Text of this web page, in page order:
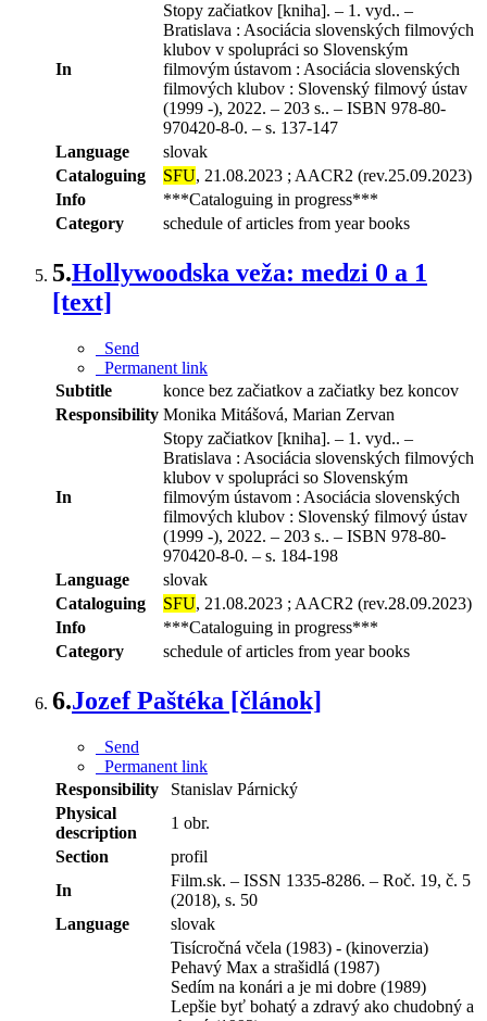
In
Stopy začiatkov [kniha]. – 1. vyd.. –
Bratislava : Asociácia slovenských filmových
klubov v spolupráci so Slovenským
filmovým ústavom : Asociácia slovenských
filmových klubov : Slovenský filmový ústav
(1999 -), 2022. – 203 s.. – ISBN 978-80-
970420-8-0. – s. 137-147
Language
slovak
Cataloguing
SFU, 21.08.2023 ; AACR2 (rev.25.09.2023)
Info
***Cataloguing in progress***
Category
schedule of articles from year books
5.Hollywoodska veža: medzi 0 a 1
[text]
Send
Permanent link
Subtitle
konce bez začiatkov a začiatky bez koncov
Responsibility Monika Mitášová, Marian Zervan
In
Stopy začiatkov [kniha]. – 1. vyd.. –
Bratislava : Asociácia slovenských filmových
klubov v spolupráci so Slovenským
filmovým ústavom : Asociácia slovenských
filmových klubov : Slovenský filmový ústav
(1999 -), 2022. – 203 s.. – ISBN 978-80-
970420-8-0. – s. 184-198
Language
slovak
Cataloguing
SFU, 21.08.2023 ; AACR2 (rev.28.09.2023)
Info
***Cataloguing in progress***
Category
schedule of articles from year books
6.Jozef Paštéka [článok]
Send
Permanent link
Responsibility
Stanislav Párnický
Physical
description
1 obr.
Section
profil
In
Film.sk. – ISSN 1335-8286. – Roč. 19, č. 5
(2018), s. 50
Language
slovak
Tisícročná včela (1983) - (kinoverzia)
Pehavý Max a strašidlá (1987)
Sedím na konári a je mi dobre (1989)
Lepšie byť bohatý a zdravý ako chudobný a